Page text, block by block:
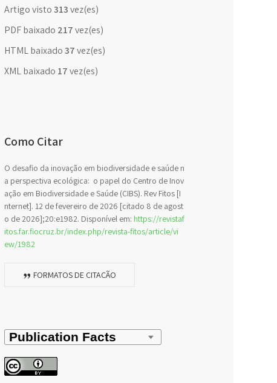
Artigo visto313vez(es)
PDF baixado 217vez(es)
HTML baixado 37vez(es)
XML baixado 17vez(es)
Como Citar
O desafio da inovação em biodiversidade e saúde n
a perspectiva ecológica: o papel do Centro de Inov
ação em Biodiversidade e Saúde (CIBS). Rev Fitos [I
nternet]. 12 de fevereiro de 2026 [citado 8 de agost
o de 2026];20:e1982. Disponível em: https://revistaf
itos.far.fiocruz.br/index.php/revista-fitos/article/vi
ew/1982
FORMATOS DE CITAÇÃO